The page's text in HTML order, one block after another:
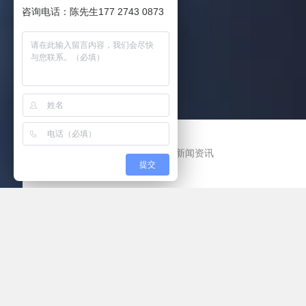
当前位置：网站首页> 新闻资讯
咨询电话：陈先生177 2743 0873
提交